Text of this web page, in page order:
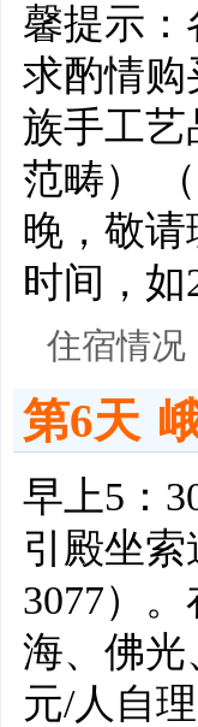
馨提示
求酌情购
族手工艺
范畴）
晚，敬
时间，
住宿情况
第6天
早上5：
引殿坐
3077）
海、佛光
元/人自